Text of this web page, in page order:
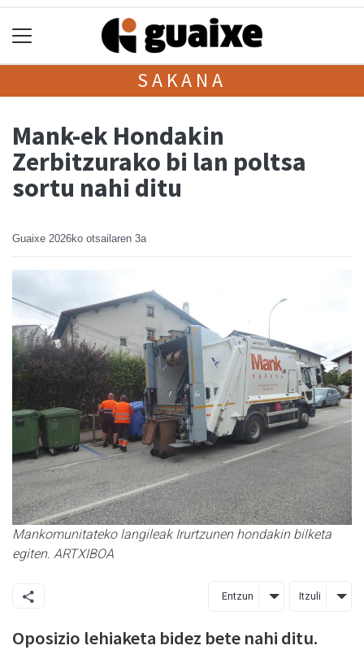
SAKANA
Mank-ek Hondakin
Zerbitzurako bi lan poltsa
sortu nahi ditu
Guaixe 2026ko otsailaren 3a
Mankomunitateko langileak Irurtzunen hondakin bilketa
egiten. ARTXIBOA
Entzun Itzuli
Oposizio lehiaketa bidez bete nahi ditu.